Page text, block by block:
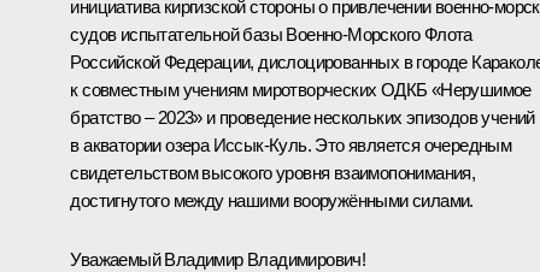
инициатива киргизской стороны о привлечении военно-
судов испытательной базы Военно-Морского Флота
Российской Федерации, дислоцированных в городе
к совместным учениям миротворческих ОДКБ «Нерушимое
братство – 2023» и проведение нескольких эпизодов учений
в акватории озера Иссык-Куль. Это является очередным
свидетельством высокого уровня взаимопонимания,
достигнутого между нашими вооружёнными силами.
Уважаемый Владимир Владимирович!